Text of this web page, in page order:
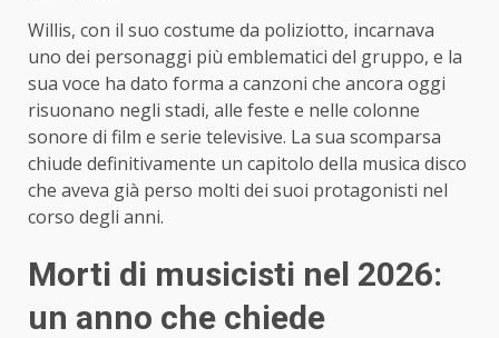
Willis, con il suo costume da poliziotto, incarnava
uno dei personaggi più emblematici del gruppo, e la
sua voce ha dato forma a canzoni che ancora oggi
risuonano negli stadi, alle feste e nelle colonne
sonore di film e serie televisive. La sua scomparsa
chiude definitivamente un capitolo della musica disco
che aveva già perso molti dei suoi protagonisti nel
corso degli anni.
Morti di musicisti nel 2026:
un anno che chiede